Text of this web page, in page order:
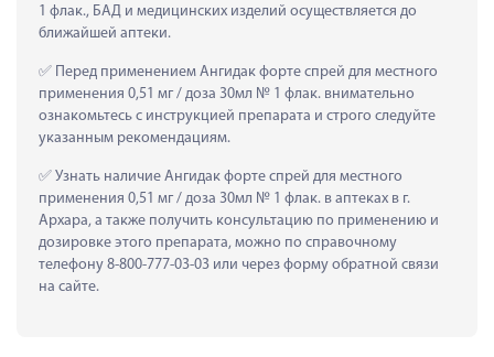
1 флак., БАД и медицинских изделий осуществляется до
ближайшей аптеки.
Перед применением Ангидак форте спрей для местного
применения 0,51 мг / доза 30мл № 1 флак. внимательно
ознакомьтесь с инструкцией препарата и строго следуйте
указанным рекомендациям.
Узнать наличие Ангидак форте спрей для местного
применения 0,51 мг / доза 30мл № 1 флак. в аптеках в г.
Архара, а также получить консультацию по применению и
дозировке этого препарата, можно по справочному
телефону 8-800-777-03-03 или через форму обратной связи
на сайте.